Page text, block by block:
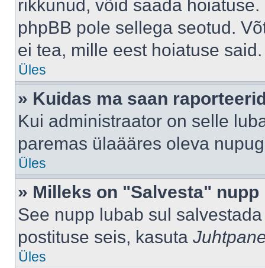
rikkunud, võid saada
phpBB pole sellega seotud.
ei tea, mille eest hoiatuse said.
Üles
» Kuidas ma saan
Kui administraator on selle
paremas ülaääres oleva
Üles
» Milleks on "Salvesta"
See nupp lubab sul
postituse seis, kasuta
Üles